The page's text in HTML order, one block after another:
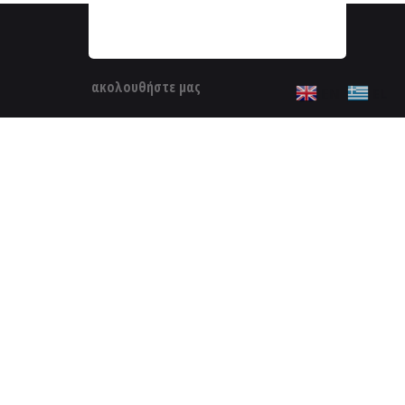
ακολουθήστε μας